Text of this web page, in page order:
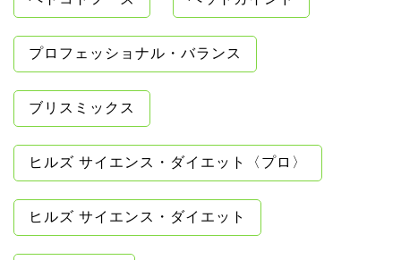
プロフェッショナル・バランス
ブリスミックス
ヒルズ サイエンス・ダイエット〈プロ〉
ヒルズ サイエンス・ダイエット